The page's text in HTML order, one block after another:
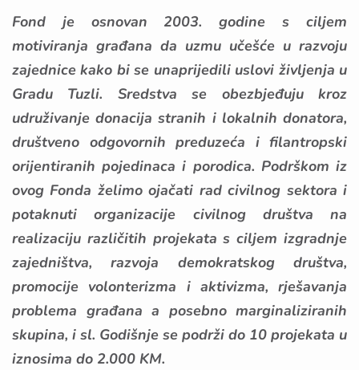
Fond je osnovan 2003. godine s ciljem
motiviranja građana da uzmu učešće u razvoju
zajednice kako bi se unaprijedili uslovi življenja u
Gradu Tuzli. Sredstva se obezbjeđuju kroz
udruživanje donacija stranih i lokalnih donatora,
društveno odgovornih preduzeća i filantropski
orijentiranih pojedinaca i porodica. Podrškom iz
ovog Fonda želimo ojačati rad civilnog sektora i
potaknuti organizacije civilnog društva na
realizaciju različitih projekata s ciljem izgradnje
zajedništva, razvoja demokratskog društva,
promocije volonterizma i aktivizma, rješavanja
problema građana a posebno marginaliziranih
skupina, i sl. Godišnje se podrži do 10 projekata u
iznosima do 2.000 KM.